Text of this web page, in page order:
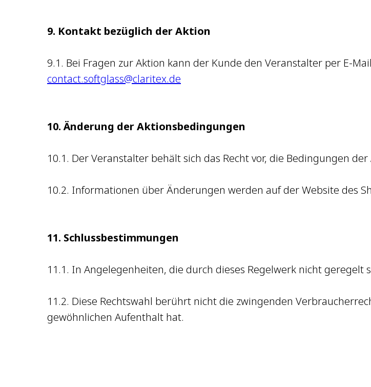
9. Kontakt bezüglich der Aktion
9.1. Bei Fragen zur Aktion kann der Kunde den Veranstalter per E-
contact.softglass@claritex.de
10. Änderung der Aktionsbedingungen
10.1. Der Veranstalter behält sich das Recht vor, die Bedingungen
10.2. Informationen über Änderungen werden auf der Website des
11. Schlussbestimmungen
11.1. In Angelegenheiten, die durch dieses Regelwerk nicht geregelt
11.2. Diese Rechtswahl berührt nicht die zwingenden
gewöhnlichen Aufenthalt hat.